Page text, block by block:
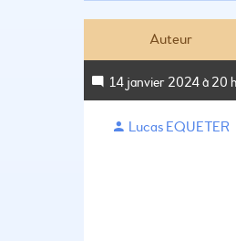
Auteur
14 janvier 2024 à 20
Lucas EQUETER